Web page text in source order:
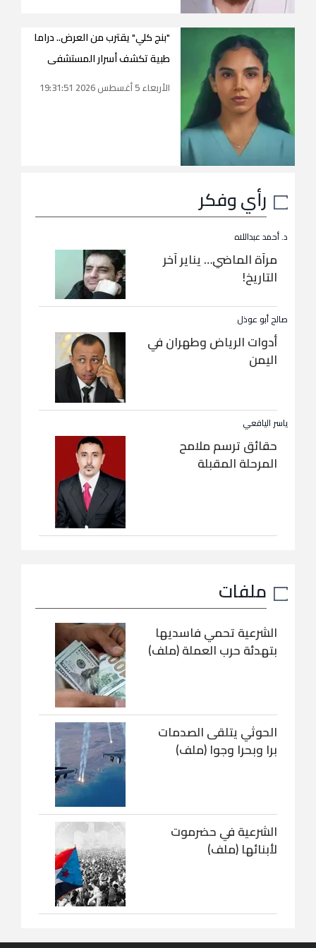
"بنج كلي" يقترب من العرض.. دراما
طبية تكشف أسرار المستشفى
الأربعاء 5 أغسطس 2026 19:31:51
رأي وفكر
د. أحمد عبداللاه
مرآة الماضي… يناير آخر
التاريخ!
صالح أبو عوذل
أدوات الرياض وطهران في
اليمن
ياسر اليافعي
حقائق ترسم ملامح
المرحلة المقبلة
ملفات
الشرعية تحمي فاسديها
بتهدئة حرب العملة (ملف)
الحوثي يتلقى الصدمات
برا وبحرا وجوا (ملف)
الشرعية في حضرموت
لأبنائها (ملف)